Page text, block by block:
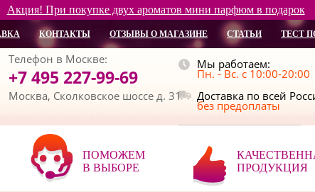
Акция! При покупке двух ароматов мини парфюм в подарок
КОНТАКТЫ ОТЗЫВЫ О МАГАЗИНЕ СТАТЬИ ТЕСТ
Телефон в Москве:
+7 495 227-99-69
Москва, Сколковское шоссе д. 31
Мы работаем:
Пн. - Вс. с 10:00-20:00
Доставка по всей
без предоплаты
ПОМОЖЕМ
В ВЫБОРЕ
ПРОДУКЦИЯ